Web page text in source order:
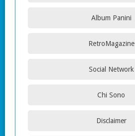
Album Panini
RetroMagazine
Social Network
Chi Sono
Disclaimer